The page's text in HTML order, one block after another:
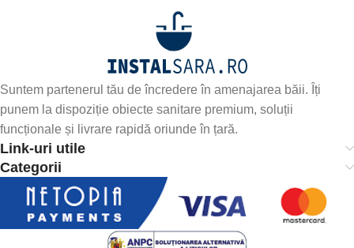
Suntem partenerul tău de încredere în amenajarea băii. Îți
punem la dispoziție obiecte sanitare premium, soluții
funcționale și livrare rapidă oriunde în țară.
Link-uri utile
Categorii